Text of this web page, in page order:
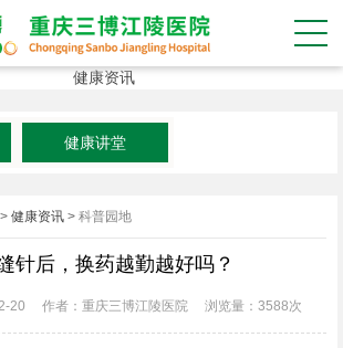
健康讲堂
> 健康资讯 > 科普园地
针后，换药越勤越好吗？
20 作者：重庆三博江陵医院 浏览量： 3588次